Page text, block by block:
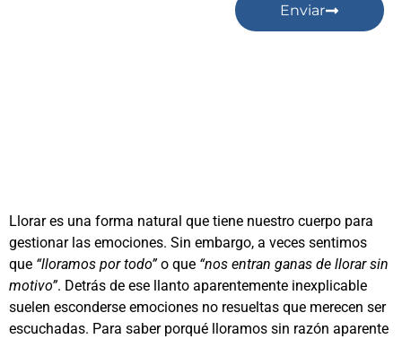
Enviar
Llorar es una forma natural que tiene nuestro cuerpo para
gestionar las emociones. Sin embargo, a veces sentimos
que “lloramos por todo”o que “nos entran ganas de llorar sin
motivo”. Detrás de ese llanto aparentemente inexplicable
suelen esconderse emociones no resueltas que merecen ser
escuchadas. Para saber porqué lloramos sin razón aparente